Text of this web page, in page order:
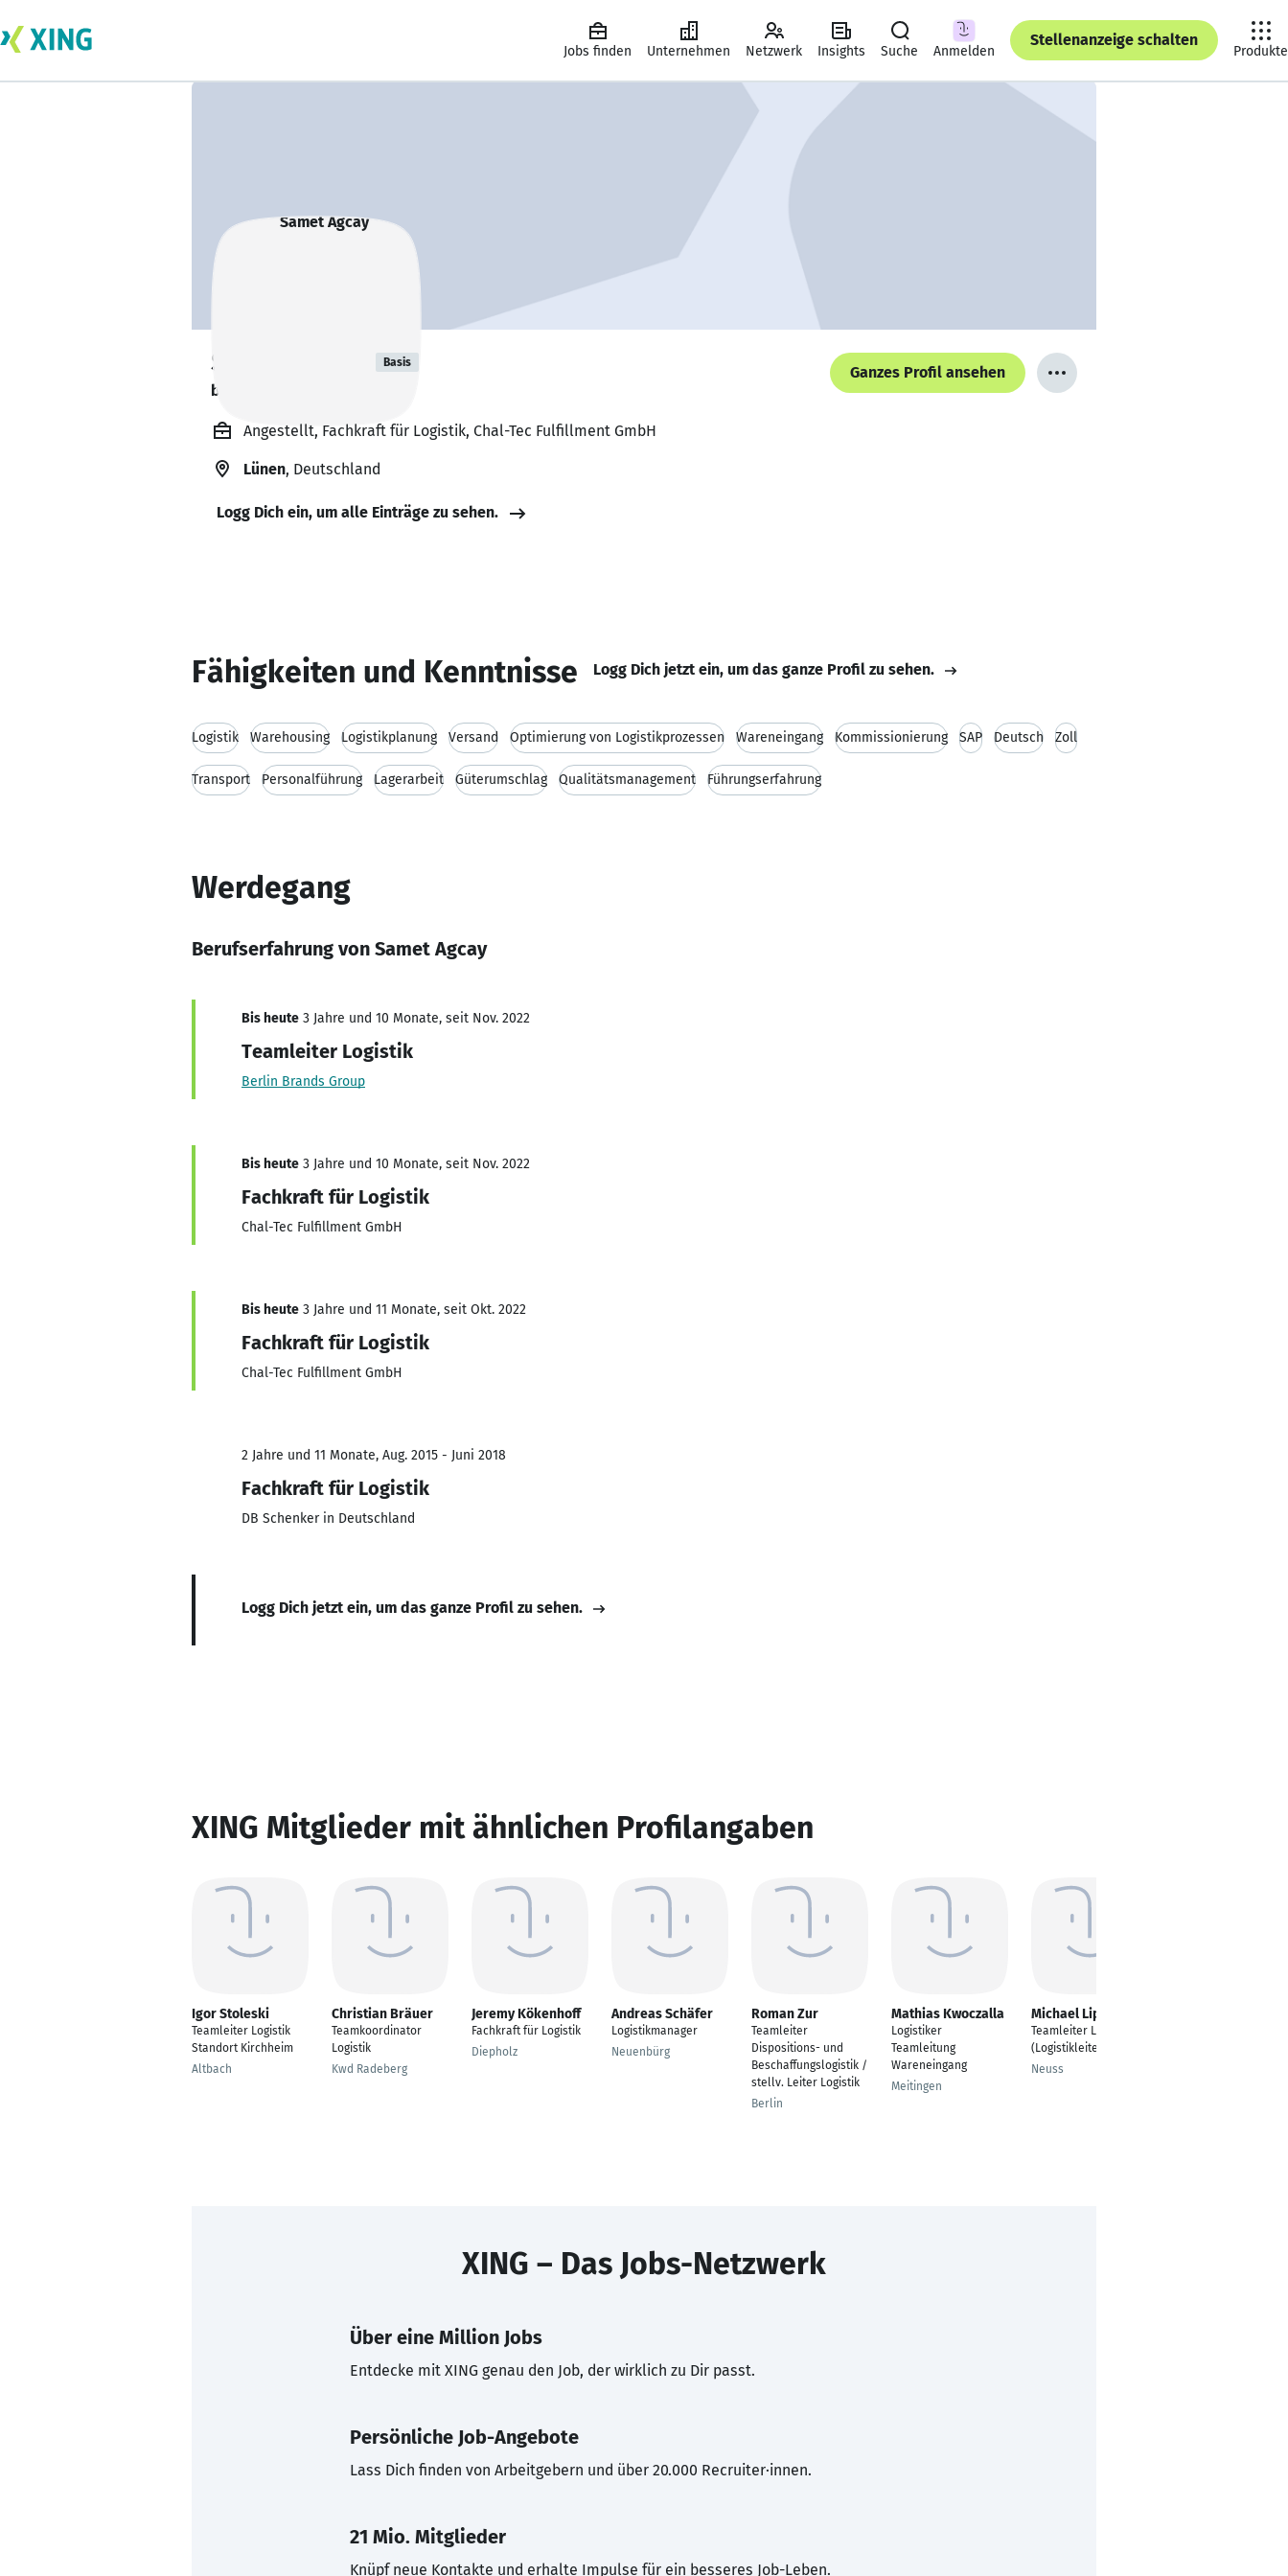
Jobs finden Unternehmen Netzwerk Insights Suche Anmelden
Stellenanzeige schalten
Produkte
Samet Agcay Basis
bildet sich zurzeit weiter. 🎓
Ganzes Profil ansehen
Angestellt, Fachkraft für Logistik, Chal-Tec Fulfillment GmbH
Lünen, Deutschland
Logg Dich ein, um alle Einträge zu sehen.
Fähigkeiten und Kenntnisse Logg Dich jetzt ein, um das ganze Profil zu sehen.
Logistik Warehousing Logistikplanung Versand Optimierung von Logistikprozessen Wareneingang Kommissionierung SAP Deutsch Zoll
Transport Personalführung Lagerarbeit Güterumschlag Qualitätsmanagement Führungserfahrung
Werdegang
Berufserfahrung von Samet Agcay
Bis heute 3 Jahre und 10 Monate, seit Nov. 2022
Teamleiter Logistik
Berlin Brands Group
Bis heute 3 Jahre und 10 Monate, seit Nov. 2022
Fachkraft für Logistik
Chal-Tec Fulfillment GmbH
Bis heute 3 Jahre und 11 Monate, seit Okt. 2022
Fachkraft für Logistik
Chal-Tec Fulfillment GmbH
2 Jahre und 11 Monate, Aug. 2015 - Juni 2018
Fachkraft für Logistik
DB Schenker in Deutschland
Logg Dich jetzt ein, um das ganze Profil zu sehen.
XING Mitglieder mit ähnlichen Profilangaben
Igor Stoleski
Teamleiter Logistik
Standort Kirchheim
Altbach
Christian Bräuer
Teamkoordinator
Logistik
Kwd Radeberg
Jeremy Kökenhoff
Fachkraft für Logistik
Diepholz
Andreas Schäfer
Logistikmanager
Neuenbürg
Roman Zur
Teamleiter
Dispositions- und
Beschaffungslogistik /
stellv. Leiter Logistik
Berlin
Mathias Kwoczalla
Logistiker
Teamleitung
Wareneingang
Meitingen
Michael Lipinski
Teamleiter Logistik
(Logistikleiter)
Neuss
XING – Das Jobs-Netzwerk
Über eine Million Jobs
Entdecke mit XING genau den Job, der wirklich zu Dir passt.
Persönliche Job-Angebote
Lass Dich finden von Arbeitgebern und über 20.000 Recruiter·innen.
21 Mio. Mitglieder
Knüpf neue Kontakte und erhalte Impulse für ein besseres Job-Leben.